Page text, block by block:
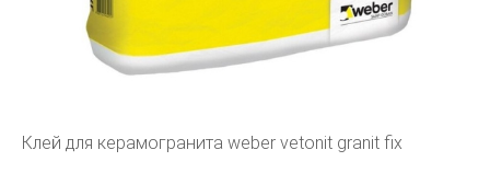
Клей для керамогранита weber vetonit granit fix